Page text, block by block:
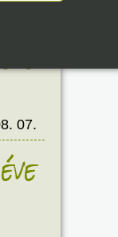
07.
07.
éve